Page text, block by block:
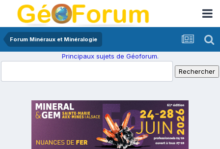
Forum Minéraux et Minéralogie
Principaux sujets de Géoforum.